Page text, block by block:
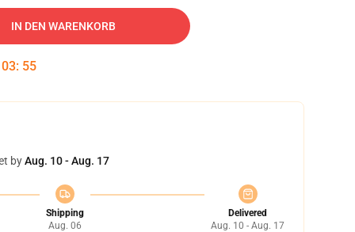
IN DEN WARENKORB
03: 54
byAug. 10 - Aug. 17
Shipping
Aug. 06
Delivered
Aug. 10 - Aug. 17